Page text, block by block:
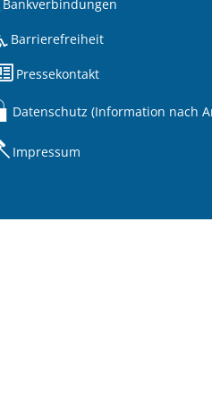
Bankverbindungen
Barrierefreiheit
Pressekontakt
Datenschutz (Information nach
Impressum